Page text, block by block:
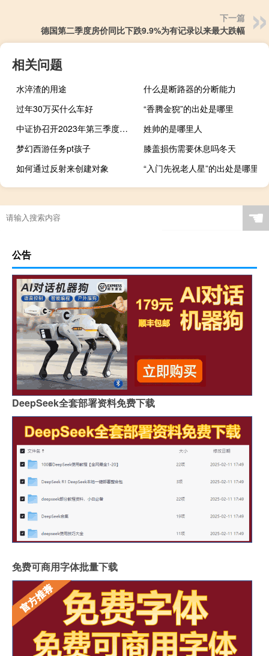
下一篇
德国第二季度房价同比下跌9.9%为有记录以来最大跌幅
相关问题
水淬渣的用途
什么是断路器的分断能力
过年30万买什么车好
“香腾金猊”的出处是哪里
中证协召开2023年第三季度证券基金行业首席经济学家例会 与会专家建议：不断提高上市公司质量 强化信息披露
姓帅的是哪里人
梦幻西游任务pt孩子
膝盖损伤需要休息吗冬天
如何通过反射来创建对象
“入门先祝老人星”的出处是哪里
☚
公告
DeepSeek全套部署资料免费下载
免费可商用字体批量下载